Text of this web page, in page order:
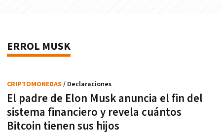
ERROL MUSK
El padre de Elon Musk anuncia el fin del
sistema financiero y revela cuántos
Bitcoin tienen sus hijos
CRIPTOMONEDAS / Declaraciones